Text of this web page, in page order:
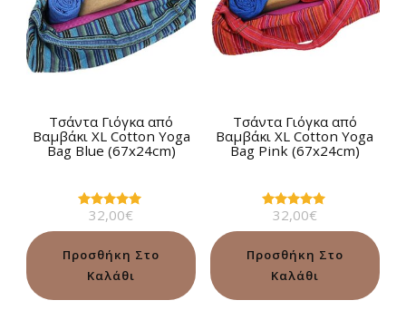
Τσάντα Γιόγκα από
Βαμβάκι XL Cotton Yoga
Bag Blue (67x24cm)
Βαθμολογήθηκε
από 5
32,00€
Προσθήκη Στο
Καλάθι
Τσάντα Γιόγκα από
Βαμβάκι XL Cotton Yoga
Bag Pink (67x24cm)
Βαθμολογήθηκε
από 5
32,00€
Προσθήκη Στο
Καλάθι